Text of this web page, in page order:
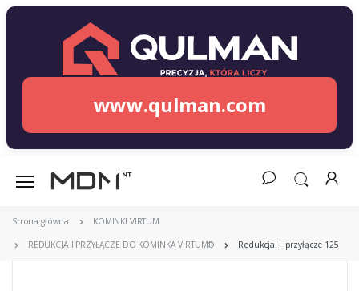
www.qulman.com
Strona główna KOMINKI VIRTUM
REDUKCJA I PRZYŁĄCZE DO KOMINKA VIRTUM® Redukcja + przyłącze 125